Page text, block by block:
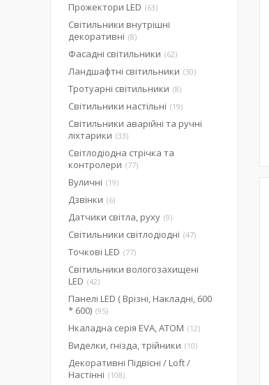
Прожектори LED 63
Світильники внутрішні
декоративні 8
Фасадні світильники 62
Ландшафтні світильники 30
Тротуарні світильники 8
Світильники настільні 19
Світильники аварійні та ручні
ліхтарики 33
Світлодіодна стрічка та
контролери
77
Вуличні 19
Дзвінки 6
Датчики світла, руху 9
Світильники світлодіодні 47
Точкові LED 77
Світильники вологозахищені
LED 42
Панелі LED ( Врізні, Накладні, 600
* 600) 95
Нкаладна серія EVA, ATOM 12
Виделки, гнізда, трійники 10
Декоративні Підвісні / Loft /
Настінні
108